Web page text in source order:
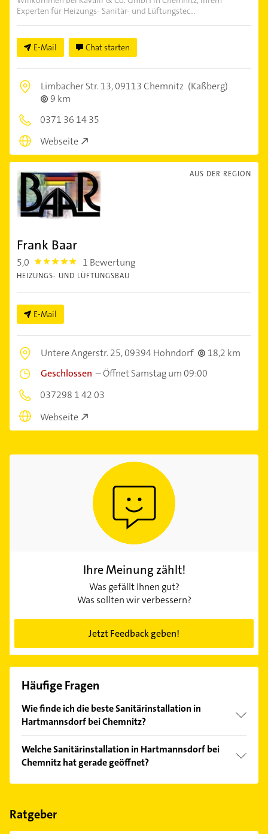
Experten für Heizungs- Sanitär- und Lüftungstec...
E-Mail Chat starten
Limbacher Str. 13,09113 Chemnitz (Kaßberg)
9 km
0371 36 14 35
Webseite
AUS DER REGION
Frank Baar
5,0 5.0 1 Bewertung
HEIZUNGS- UND LÜFTUNGSBAU
E-Mail
Untere Angerstr. 25,09394 Hohndorf
18,2 km
Geschlossen –Öffnet Samstag um 09:00
037298 1 42 03
Webseite
Ihre Meinung zählt!
Was gefällt Ihnen gut?
Was sollten wir verbessern?
Jetzt Feedback geben!
Häufige Fragen
Wie finde ich die beste Sanitärinstallation in
Hartmannsdorf bei Chemnitz?
Kundenmeinungen und profitieren Sie von den
Empfehlungen. Die Suchergebnisse können Sie sich
einfach nachBewertungensortiert anzeigen lassen.
Welche Sanitärinstallation in Hartmannsdorf bei
Chemnitz hat gerade geöffnet?
Im Anbieter-Bereich finden Sie alleÖffnungszeiten.
Feiertagen abweichen können.
Ratgeber